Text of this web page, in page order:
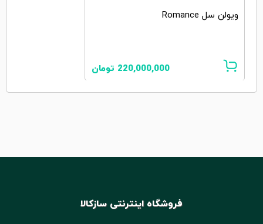
ویولن سل Romance
220,000,000 تومان
فروشگاه اینترنتی سازکالا